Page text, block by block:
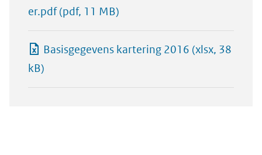
er.pdf(pdf, 11 MB)
Basisgegevens kartering 2016 (xlsx, 38
kB)